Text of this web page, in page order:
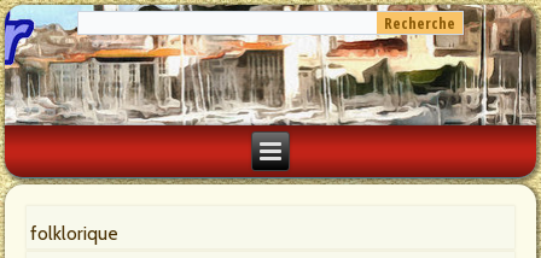
folklorique